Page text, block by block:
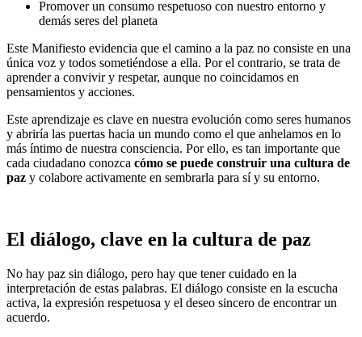
Promover un consumo respetuoso con nuestro entorno y
demás seres del planeta
Este Manifiesto evidencia que el camino a la paz no consiste en una
única voz y todos sometiéndose a ella. Por el contrario, se trata de
aprender a convivir y respetar, aunque no coincidamos en
pensamientos y acciones.
Este aprendizaje es clave en nuestra evolución como seres humanos
y abriría las puertas hacia un mundo como el que anhelamos en lo
más íntimo de nuestra consciencia. Por ello, es tan importante que
cada ciudadano conozca cómo se puede construir una cultura de
paz y colabore activamente en sembrarla para sí y su entorno.
El diálogo, clave en la cultura de paz
No hay paz sin diálogo, pero hay que tener cuidado en la
interpretación de estas palabras. El diálogo consiste en la escucha
activa, la expresión respetuosa y el deseo sincero de encontrar un
acuerdo.